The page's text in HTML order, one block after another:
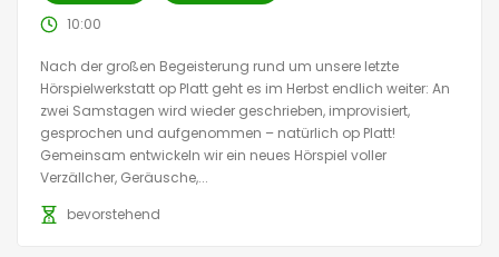
10:00
Nach der großen Begeisterung rund um unsere letzte
Hörspielwerkstatt op Platt geht es im Herbst endlich weiter: An
zwei Samstagen wird wieder geschrieben, improvisiert,
gesprochen und aufgenommen – natürlich op Platt!
Gemeinsam entwickeln wir ein neues Hörspiel voller
Verzällcher, Geräusche,...
bevorstehend